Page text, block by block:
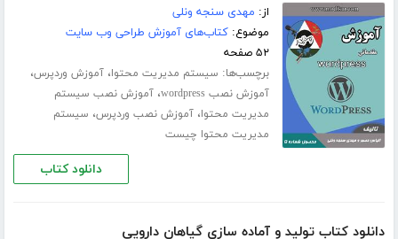
از: مهدی سنجه ونلی
موضوع:کتاب‌های آموزش طراحی وب سایت
۵۲ صفحه
برچسب‌ها: سیستم مدیریت محتوا،آموزش وردپرس،
آموزش نصب wordpress ،آموزش نصب سیستم
مدیریت محتوا،آموزش نصب وردپرس، سیستم
مدیریت محتوا چیست
دانلود کتاب
دانلود کتاب تولید و آماده سازی گیاهان دارویی